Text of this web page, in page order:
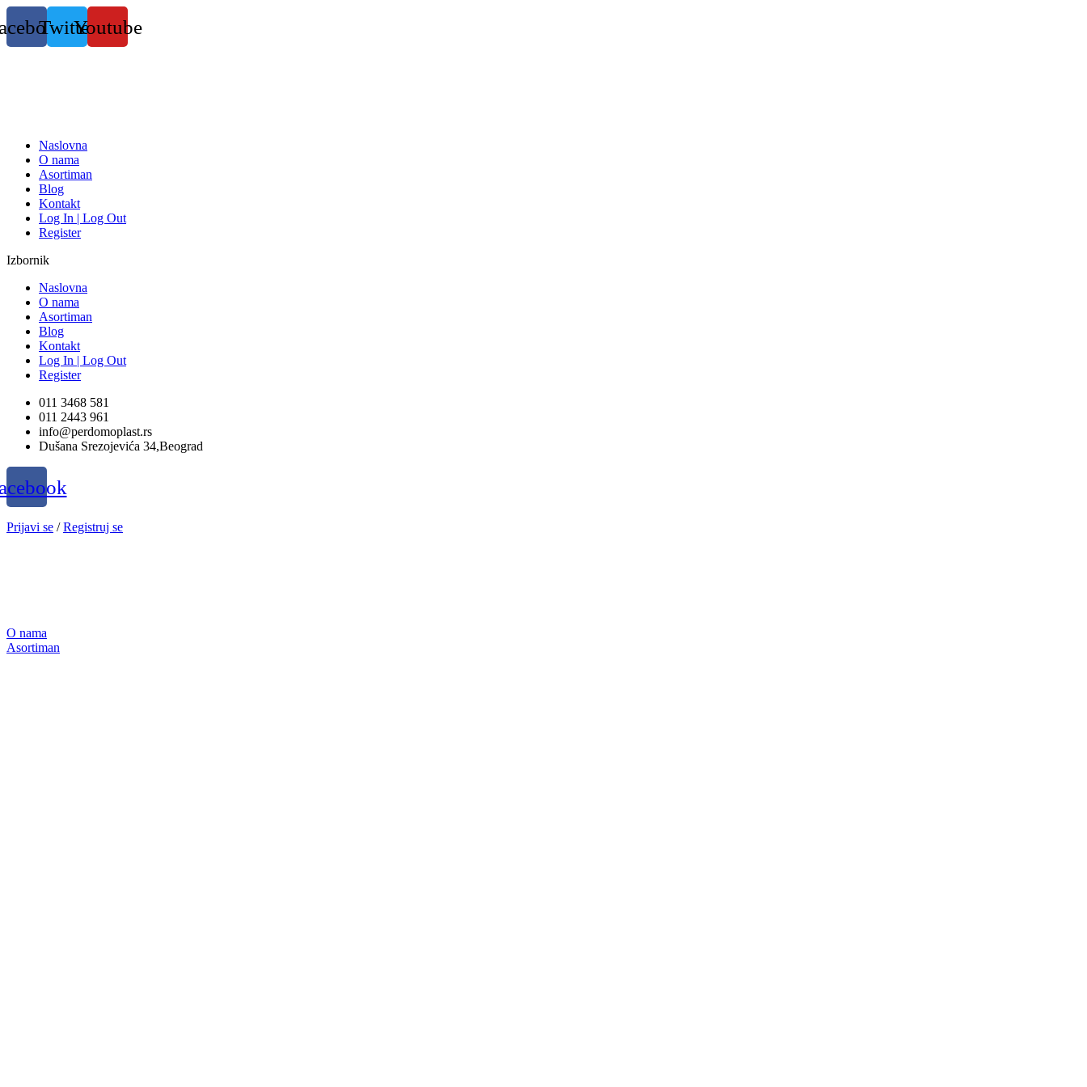
Skočite
na
sadržaj
TwitterYoutube
Naslovna
O nama
Asortiman
Blog
Kontakt
Log In | Log Out
Register
Izbornik
Naslovna
O nama
Asortiman
Blog
Kontakt
Log In | Log Out
Register
011 3468 581
011 2443 961
info@perdomoplast.rs
Dušana Srezojevića 34,Beograd
Prijavi se /Registruj se
O nama
Asortiman